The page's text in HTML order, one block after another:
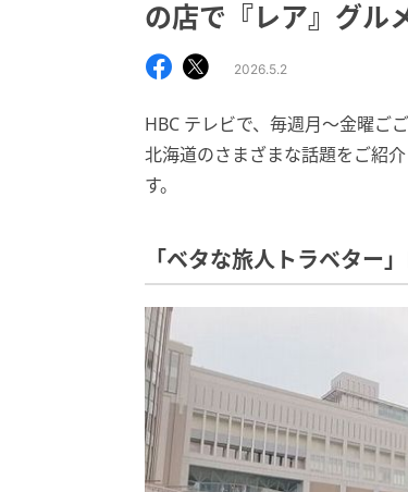
の店で『レア』グル
2026.5.2
HBC テレビで、毎週月～金曜ご
北海道のさまざまな話題をご紹
す。
「ベタな旅人トラベター